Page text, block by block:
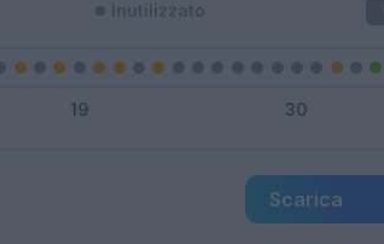
Scarica